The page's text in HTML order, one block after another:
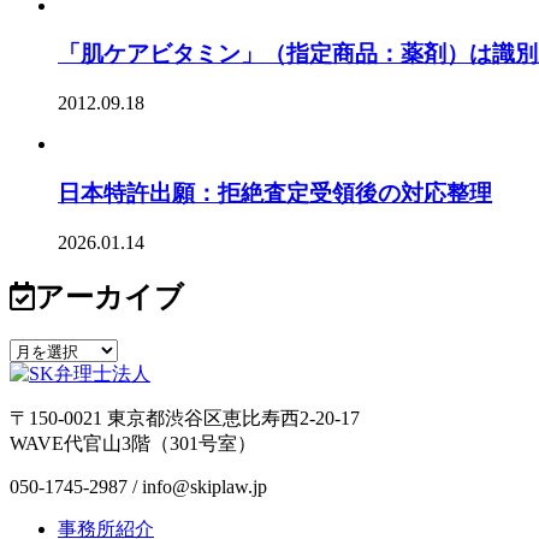
「肌ケアビタミン」（指定商品：薬剤）は識
2012.09.18
日本特許出願：拒絶査定受領後の対応整理
2026.01.14
アーカイブ
〒150-0021 東京都渋谷区恵比寿西2-20-17
WAVE代官山3階（301号室）
050-1745-2987 / info@skiplaw.jp
事務所紹介